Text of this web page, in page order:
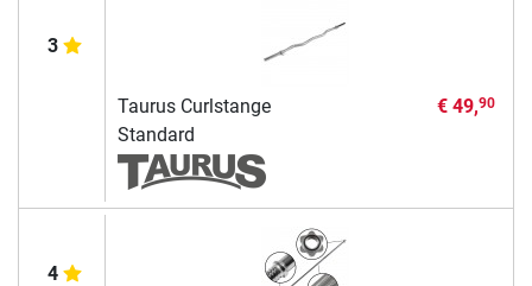
3
Taurus Curlstange
Standard
€ 49,90
4